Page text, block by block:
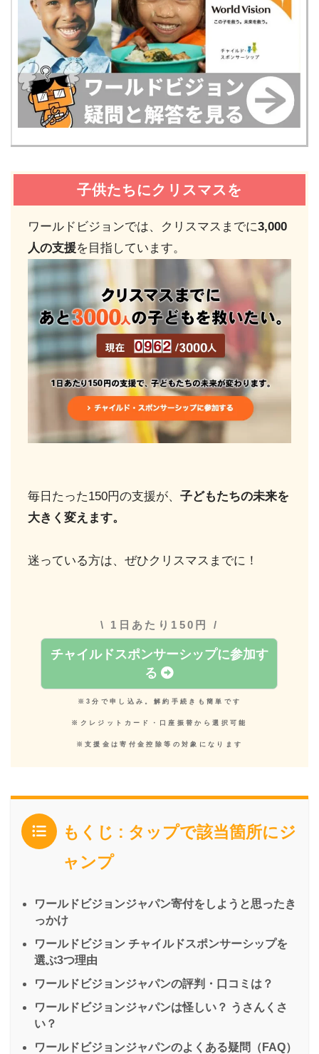
子供たちにクリスマスを
ワールドビジョンでは、クリスマスまでに3,000
人の支援を目指しています。
毎日たった150円の支援が、 子どもたちの未来を
大きく変えます。
迷っている方は、ぜひクリスマスまでに！
\ 1日あたり150円 /
チャイルドスポンサーシップに参加す
る
※3分で申し込み。解約手続きも簡単です
※クレジットカード・口座振替から選択可能
※支援金は寄付金控除等の対象になります
もくじ : タップで該当箇所にジ
ャンプ
ワールドビジョンジャパン寄付をしようと思ったき
っかけ
ワールドビジョン チャイルドスポンサーシップを
選ぶ3つ理由
ワールドビジョンジャパンの評判・口コミは？
ワールドビジョンジャパンは怪しい？ うさんくさ
い？
ワールドビジョンジャパンのよくある疑問（FAQ）